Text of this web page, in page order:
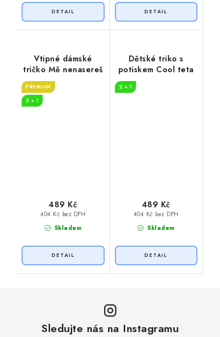
Vtipné dámské
tričko Mě nenasereš
PREMIUM
2 + 1
Skladem
404 Kč bez DPH
489 Kč
Dětské triko s
potiskem Cool teta
2 + 1
Skladem
404 Kč bez DPH
489 Kč
Sledujte nás na Instagramu